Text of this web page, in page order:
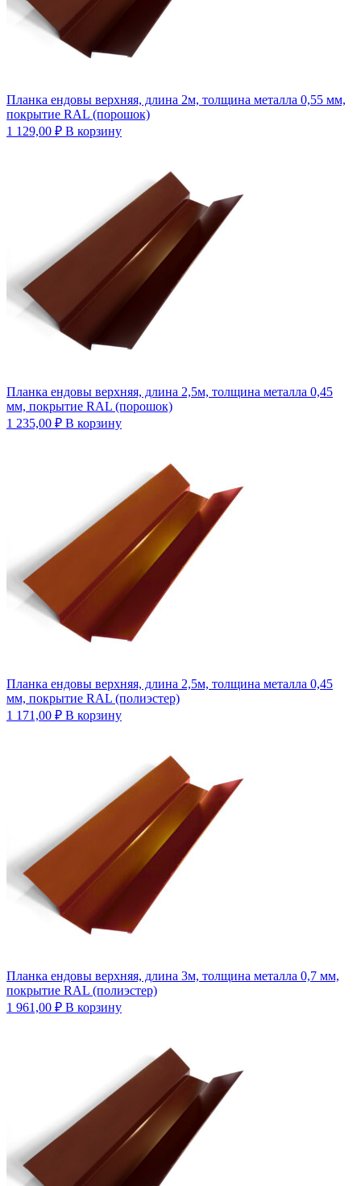
Планка ендовы верхняя, длина 2м, толщина металла 0,55 мм,
покрытие RAL (порошок)
1 129,00 ₽ В корзину
Планка ендовы верхняя, длина 2,5м, толщина металла 0,45
мм, покрытие RAL (порошок)
1 235,00 ₽ В корзину
Планка ендовы верхняя, длина 2,5м, толщина металла 0,45
мм, покрытие RAL (полиэстер)
1 171,00 ₽ В корзину
Планка ендовы верхняя, длина 3м, толщина металла 0,7 мм,
покрытие RAL (полиэстер)
1 961,00 ₽ В корзину